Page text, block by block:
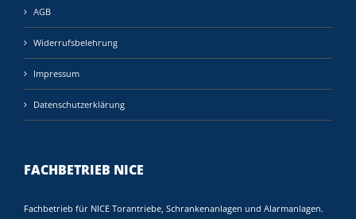
AGB
Widerrufsbelehrung
Impressum
Datenschutzerklärung
FACHBETRIEB NICE
Fachbetrieb für NICE Torantriebe, Schrankenanlagen und Alarmanlagen.